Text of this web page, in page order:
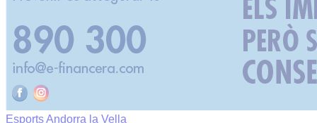
EsportsAndorra la Vella